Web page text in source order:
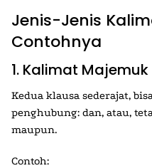
Jenis-Jenis
Contohnya
1. Kalimat
Kedua klausa sederajat,
penghubung: dan, atau,
maupun.
Contoh: